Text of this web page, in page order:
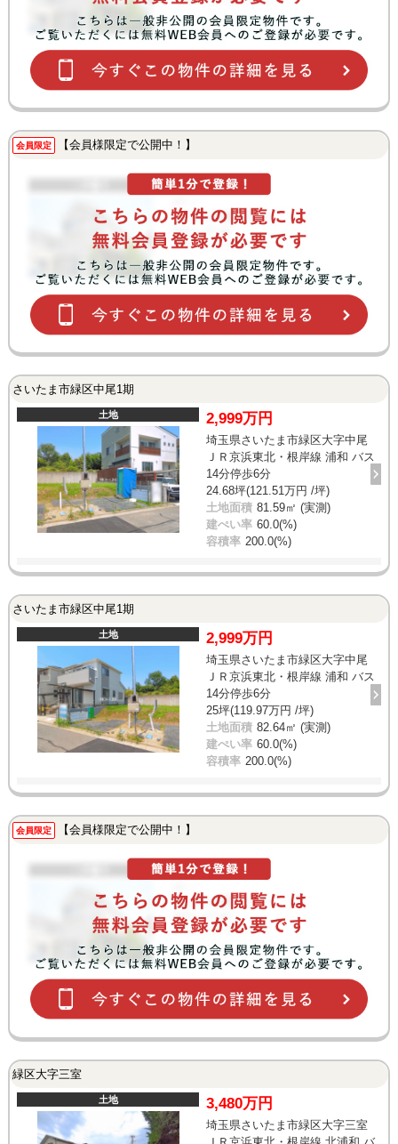
会員限定 【会員様限定で公開中！】
さいたま市緑区中尾1期
土地 2,999万円
埼玉県さいたま市緑区大字中尾
ＪＲ京浜東北・根岸線 浦和 バス
14分停歩6分
24.68坪(121.51万円 /坪)
土地面積 81.59㎡ (実測)
建ぺい率 60.0(%)
容積率 200.0(%)
さいたま市緑区中尾1期
土地 2,999万円
埼玉県さいたま市緑区大字中尾
ＪＲ京浜東北・根岸線 浦和 バス
14分停歩6分
25坪(119.97万円 /坪)
土地面積 82.64㎡ (実測)
建ぺい率 60.0(%)
容積率 200.0(%)
会員限定 【会員様限定で公開中！】
緑区大字三室
土地 3,480万円
埼玉県さいたま市緑区大字三室